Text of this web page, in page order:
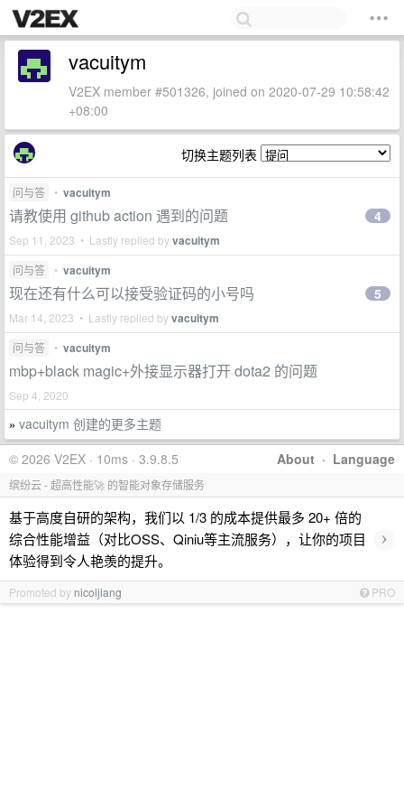
vacuitym
V2EX member #501326, joined on 2020-07-29 10:58:42
+08:00
切换主题列表
问与答 • vacuitym
请教使用 github action 遇到的问题
Sep 11, 2023 • Lastly replied byvacuitym
4
问与答 • vacuitym
现在还有什么可以接受验证码的小号吗
Mar 14, 2023 • Lastly replied byvacuitym
5
问与答 • vacuitym
mbp+black magic+外接显示器打开 dota2 的问题
Sep 4, 2020
» vacuitym 创建的更多主题
About · Language
© 2026 V2EX · 10ms · 3.9.8.5
缤纷云 - 超高性能🚀 的智能对象存储服务
基于高度自研的架构，我们以 1/3 的成本提供最多 20+ 倍的
综合性能增益（对比OSS、Qiniu等主流服务），让你的项目
体验得到令人艳羡的提升。
›
Promoted by nicoljiang PRO